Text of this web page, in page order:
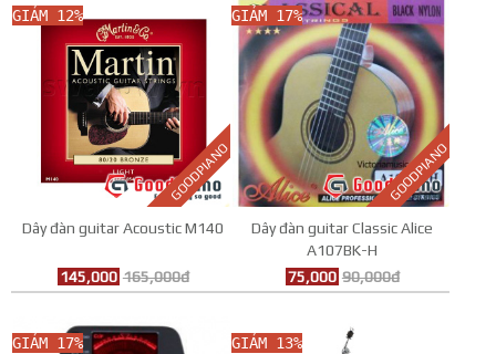
GOODPIANO
GIẢM 12%
Dây đàn guitar Acoustic M140
145,000 165,000đ
GOODPIANO
GIẢM 17%
Dây đàn guitar Classic Alice
A107BK-H
75,000 90,000đ
GIẢM 17% GIẢM 13%